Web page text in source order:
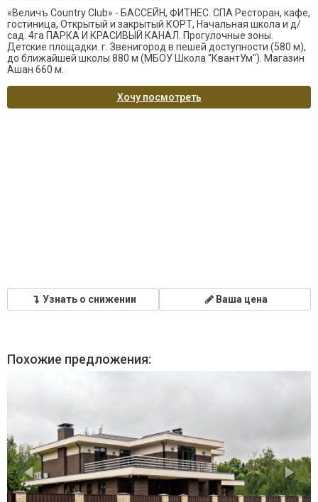
«Величъ Country Club» - БАССЕЙН, ФИТНЕС. СПА Ресторан, кафе,
гостиница, Открытый и закрытый КОРТ, Начальная школа и д/
сад. 4га ПАРКА И КРАСИВЫЙ КАНАЛ. Прогулочные зоны.
Детские площадки. г. Звенигород в пешей доступности (580 м),
до ближайшей школы 880 м (МБОУ Школа "КвантУм"). Магазин
Ашан 660 м.
Хочу посмотреть
Узнать о снижении Ваша цена
Похожие предложения: